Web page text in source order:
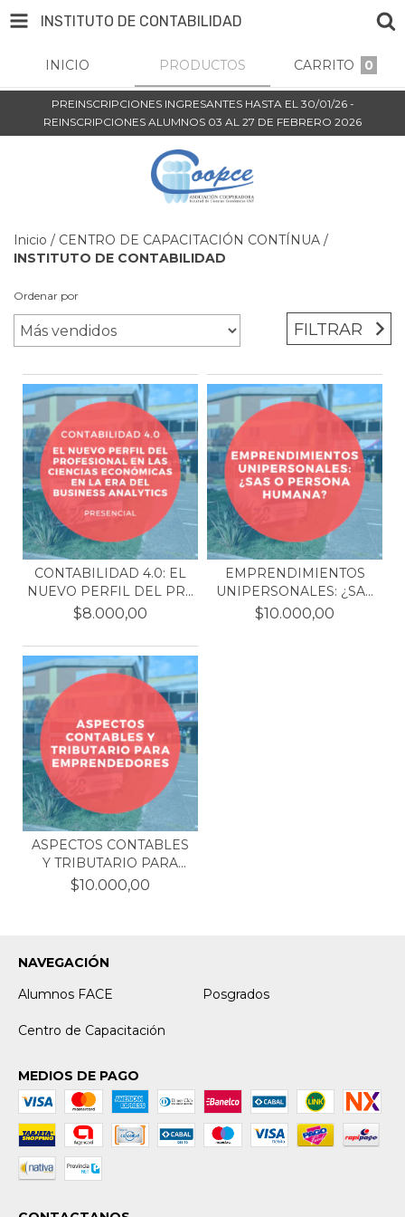
INSTITUTO DE CONTABILIDAD
INICIO PRODUCTOS CARRITO 0
PREINSCRIPCIONES INGRESANTES HASTA EL 30/01/26 -
REINSCRIPCIONES ALUMNOS 03 AL 27 DE FEBRERO 2026
Inicio / CENTRO DE CAPACITACIÓN CONTÍNUA /
INSTITUTO DE CONTABILIDAD
Ordenar por
FILTRAR
CONTABILIDAD 4.0: EL
NUEVO PERFIL DEL PR...
$8.000,00
EMPRENDIMIENTOS
UNIPERSONALES: ¿SAS
O PE...
$10.000,00
ASPECTOS CONTABLES
Y TRIBUTARIO PARA
EMP...
$10.000,00
NAVEGACIÓN
Alumnos FACE
Posgrados
Centro de Capacitación
MEDIOS DE PAGO